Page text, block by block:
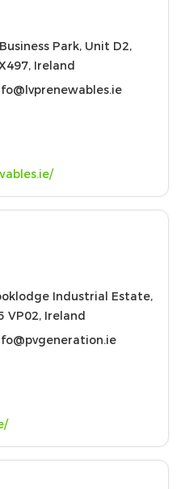
Park, Unit D2,
Ireland
Industrial Estate,
VP02, Ireland